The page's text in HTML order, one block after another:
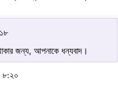
জন্য, আপনাকে ধন্যবাদ।
৮:২০